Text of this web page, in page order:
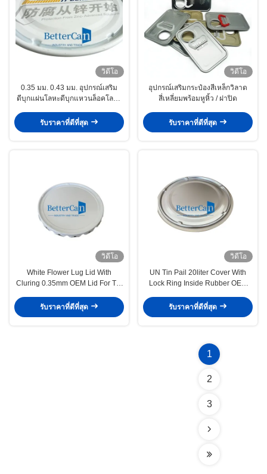
วิดีโอ
0.35 มม. 0.43 มม. อุปกรณ์เสริม
ดีบุกแผ่นโลหะดีบุกแหวนล็อคโลหะ
รับราคาที่ดีที่สุด
วิดีโอ
อุปกรณ์เสริมกระป๋องสีเหล็กวิลาด
สี่เหลี่ยมพร้อมหูหิ้ว / ฝาปิด
รับราคาที่ดีที่สุด
วิดีโอ
White Flower Lug Lid With
Cluring 0.35mm OEM Lid For Tin
รับราคาที่ดีที่สุด
วิดีโอ
UN Tin Pail 20liter Cover With
Lock Ring Inside Rubber OEM
Available
รับราคาที่ดีที่สุด
1
2
3